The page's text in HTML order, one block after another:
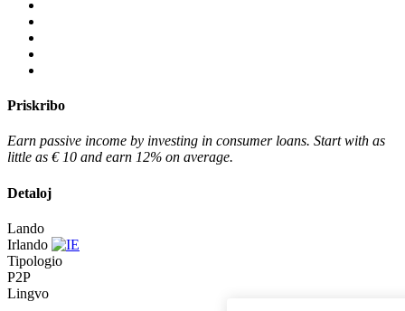
Priskribo
Earn passive income by investing in consumer loans. Start with as
little as € 10 and earn 12% on average.
Detaloj
Lando
Irlando
Tipologio
P2P
Lingvo